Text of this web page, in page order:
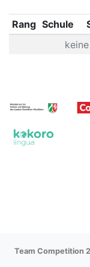
Rang Schule
Team Competition